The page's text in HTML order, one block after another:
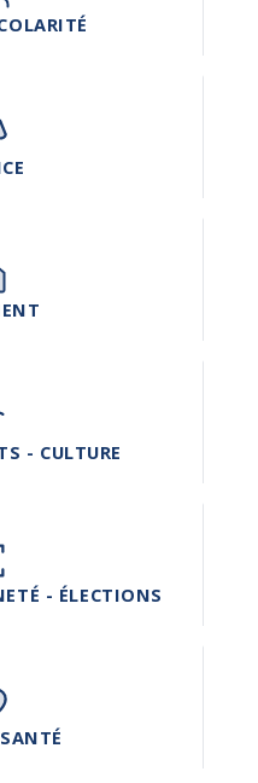
- CULTURE
- ÉLECTIONS